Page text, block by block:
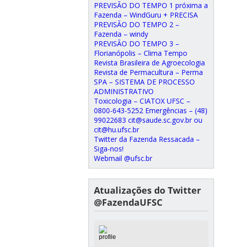
PREVISÃO DO TEMPO 1 próxima a
Fazenda – WindGuru + PRECISA
PREVISÃO DO TEMPO 2 –
Fazenda – windy
PREVISÃO DO TEMPO 3 –
Florianópolis – Clima Tempo
Revista Brasileira de Agroecologia
Revista de Permacultura – Perma
SPA – SISTEMA DE PROCESSO
ADMINISTRATIVO
Toxicologia – CIATOX UFSC –
0800-643-5252 Emergências – (48)
99022683 cit@saude.sc.gov.br ou
cit@hu.ufsc.br
Twitter da Fazenda Ressacada –
Siga-nos!
Webmail @ufsc.br
Atualizações do Twitter
@FazendaUFSC